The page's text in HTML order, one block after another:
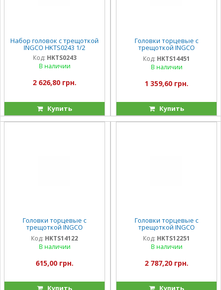
Набор головок с трещоткой
INGCO HKTS0243 1/2
Код: HKTS0243
В наличии
2 626,80 грн.
Купить
Головки торцевые с
трещоткой INGCO
HKTS14451 45пр
Код: HKTS14451
В наличии
1 359,60 грн.
Купить
Головки торцевые с
трещоткой INGCO
HKTS14122
Код: HKTS14122
В наличии
615,00 грн.
Купить
Головки торцевые с
трещоткой INGCO
HKTS12251 25пр
Код: HKTS12251
В наличии
2 787,20 грн.
Купить